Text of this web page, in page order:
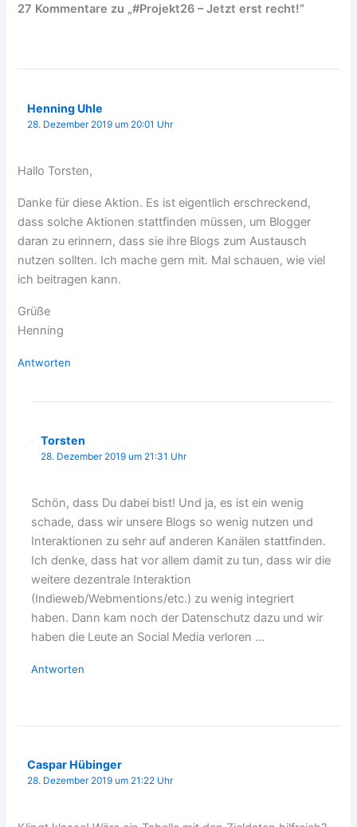
27 Kommentare zu „#Projekt26 – Jetzt erst recht!“
Henning Uhle
28. Dezember 2019 um 20:01 Uhr
Hallo Torsten,
Danke für diese Aktion. Es ist eigentlich erschreckend,
dass solche Aktionen stattfinden müssen, um Blogger
daran zu erinnern, dass sie ihre Blogs zum Austausch
nutzen sollten. Ich mache gern mit. Mal schauen, wie viel
ich beitragen kann.
Grüße
Henning
Antworten
Torsten
28. Dezember 2019 um 21:31 Uhr
Schön, dass Du dabei bist! Und ja, es ist ein wenig
schade, dass wir unsere Blogs so wenig nutzen und
Interaktionen zu sehr auf anderen Kanälen stattfinden.
Ich denke, dass hat vor allem damit zu tun, dass wir die
weitere dezentrale Interaktion
(Indieweb/Webmentions/etc.) zu wenig integriert
haben. Dann kam noch der Datenschutz dazu und wir
haben die Leute an Social Media verloren …
Antworten
Caspar Hübinger
28. Dezember 2019 um 21:22 Uhr